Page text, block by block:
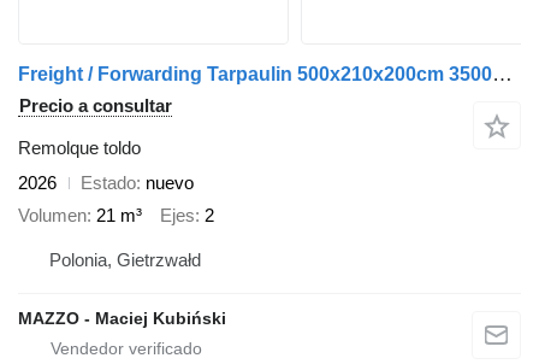
Freight / Forwarding Tarpaulin 500x210x200cm 3500kg GVW
Precio a consultar
Remolque toldo
2026
Estado nuevo
Volumen 21 m³ Ejes 2
Polonia, Gietrzwałd
MAZZO - Maciej Kubiński